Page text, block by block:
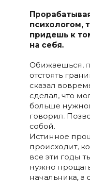
психологом,
придешь к
на себя.
Обижаешься,
отстоять
сказал
сделал, что
больше
говорил.
собой.
Истинное
происходит,
все эти годы
нужно
начальника, а